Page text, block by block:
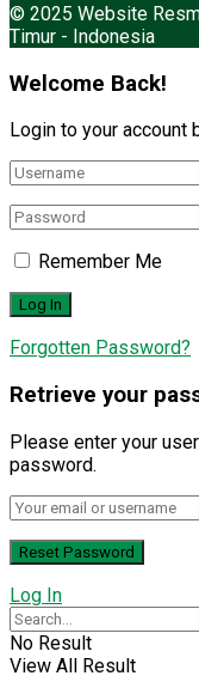
© 2025 Website
Timur - Indonesia
Welcome Back!
Login to your account
Remember Me
Forgotten Password?
Retrieve your
Please enter your
password.
Log In
No Result
View All Result